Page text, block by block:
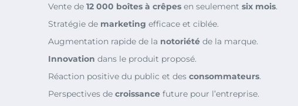
Vente de 12 000 boîtes à crêpes en seulement six mois.
Stratégie de marketing efficace et ciblée.
Augmentation rapide de la notoriété de la marque.
Innovation dans le produit proposé.
Réaction positive du public et des consommateurs.
Perspectives de croissance future pour l’entreprise.